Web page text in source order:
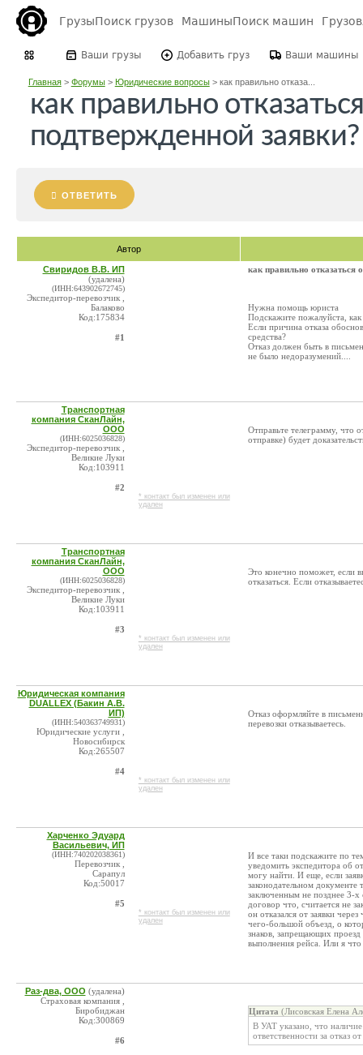
ГрузыПоиск грузов МашиныПоиск машин
Ваши грузы Добавить груз Ваши машины
Главная> Форумы> Юридические вопросы> как правильно отказа...
как правильно
подтвержденной заявки?
ОТВЕТИТЬ
Автор
Свиридов В.В. ИП
(удалена)
(ИНН:643902672745)
Экспедитор-перевозчик ,
Балаково
Код:175834
#1
как правильно отказаться
Нужна помощь юриста
Подскажите пожалуйста, как
Если причина отказа
средства?
Отказ должен быть в
не было недоразумений....
Транспортная
компания СканЛайн,
ООО
(ИНН:6025036828)
Экспедитор-перевозчик ,
Великие Луки
Код:103911
#2
* контакт был изменен или
удален
Отправьте телеграмму, что
отправке) будет
Транспортная
компания СканЛайн,
ООО
(ИНН:6025036828)
Экспедитор-перевозчик ,
Великие Луки
Код:103911
#3
* контакт был изменен или
удален
Это конечно поможет, если
отказаться. Если
Юридическая компания
DUALLEX (Бакин А.В.
ИП)
(ИНН:540363749931)
Юридические услуги ,
Новосибирск
Код:265507
#4
* контакт был изменен или
удален
Отказ оформляйте в
перевозки отказываетесь.
Харченко Эдуард
Васильевич, ИП
(ИНН:740202038361)
Перевозчик ,
Сарапул
Код:50017
#5
* контакт был изменен или
удален
И все таки подскажите по
уведомить экспедитора об
могу найти. И еще, если
законодательном документе
заключенным не позднее 3-х
договор что, считается не
он отказался от заявки
чего-большой объезд, о
знаков, запрещающих проезд
выполнения рейса. Или я
Раз-два, ООО (удалена)
Страховая компания ,
Биробиджан
Код:300869
#6
Цитата (Лисовская Елена
В УАТ указано, что
ответственности за отказ